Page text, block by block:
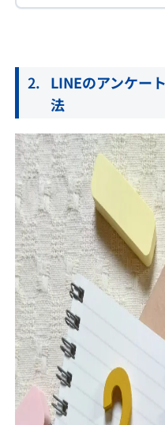
LINEのアンケー
法